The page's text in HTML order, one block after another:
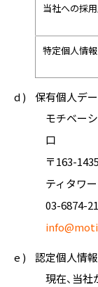
当社への採
特定個人情報
d )
保有個人デ
モチベー
口
〒163-
ティタワ
03-6874-
e )
認定個人情
現在、当